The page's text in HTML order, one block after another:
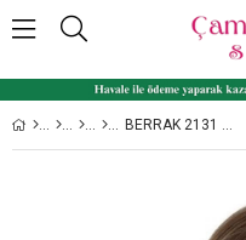
BERRAK 2131 BISIKLET YAKA LIKRALI SÜPREM KOLSUZ BAYAN BADI